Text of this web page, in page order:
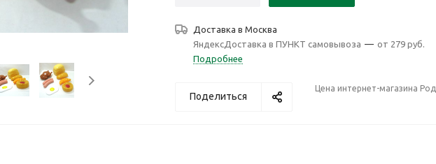
Доставка в Москва
ЯндексДоставка в ПУНКТ самовывоза — от 279 руб.
Подробнее
Поделиться
Цена интернет-магазина